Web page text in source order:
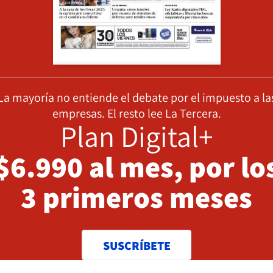
mayoría no entiende el debate por el impuesto a
empresas. El resto lee La Tercera.
Plan Digital+
al mes, por
3 primeros meses
SUSCRÍBETE